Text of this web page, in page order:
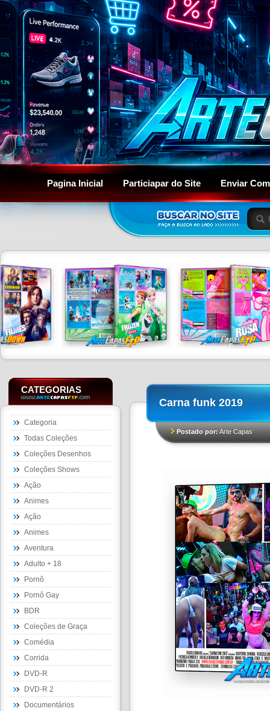
Pagina Inicial Particiapar do Site Enviar
CATEGORIAS
Categoria
Todas Coleções
Coleções Desenhos
Coleções Shows
Ação
Animes
Ação
Animes
Aventura
Adulto + 18
Pornô
Pornô Gay
BDR
Coleções de Graça
Comédia
Corrida
DVD-R
DVD-R 2
Documentários
Carna funk 2019
Postado por:Arte Capas